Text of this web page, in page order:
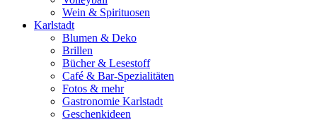
Wein & Spirituosen
Karlstadt
Blumen & Deko
Brillen
Bücher & Lesestoff
Café & Bar-Spezialitäten
Fotos & mehr
Gastronomie Karlstadt
Geschenkideen